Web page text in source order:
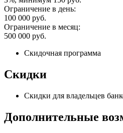
Ограничение в день:
100 000 руб.
Ограничение в месяц:
500 000 руб.
Скидочная программа
Скидки
Скидки для владельцев
Дополнительные